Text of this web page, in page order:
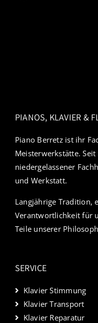
PIANOS, KLAVIER &
Piano Berretz ist ihr
Meisterwerkstätte.
niedergelassener
und Werkstatt.
Langjährige Tradition,
Verantwortlichkeit für
Teile unserer
SERVICE
Klavier Stimmung
Klavier Transport
Klavier Reparatur